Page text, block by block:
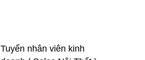
Tuyển nhân viên kinh